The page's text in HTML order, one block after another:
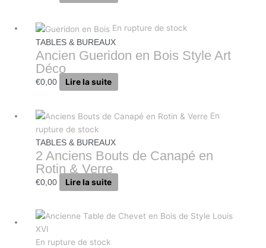
En rupture de stock
TABLES & BUREAUX
Ancien Gueridon en Bois Style Art
Déco
€0,00 Lire la suite
En
rupture de stock
TABLES & BUREAUX
2 Anciens Bouts de Canapé en
Rotin & Verre
€0,00 Lire la suite
En rupture de stock